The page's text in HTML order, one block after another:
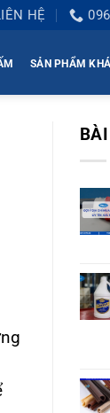
HỆ
SẢN PHẨM